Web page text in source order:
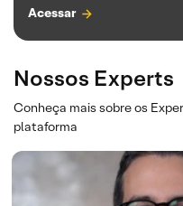
Acessar
Nossos Experts
Conheça mais sobre os
plataforma